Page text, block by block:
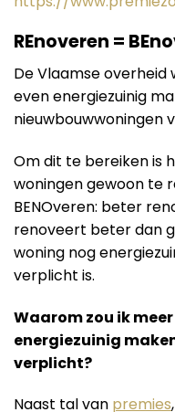
REnoveren =
De Vlaamse overheid
even energiezuinig
nieuwbouwwoningen
Om dit te bereiken is
woningen gewoon te
BENOveren: beter
renoveert beter dan
woning nog
verplicht is.
Waarom zou ik
energiezuinig
verplicht?
Naast tal van premies